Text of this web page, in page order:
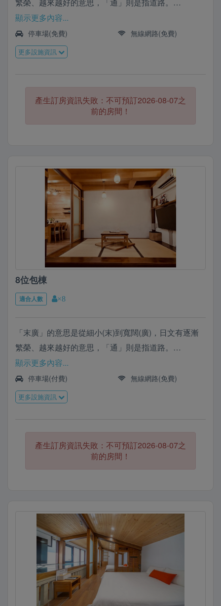
1919年，大正八年，總督府正式實施「末廣町通」之
名。
末廣町通的繁榮，而有了「台南銀座」的美稱，又名銀
座通。末廣通，用有形的空間，默默守候屬於時間的祕
末廣通 空間故事日治時期的林百貨週邊區域，稱為末
廣町，由林百貨往西的寬闊道路(末廣町通)，是當時第
呈現日治時期的共同記憶。
並在空間中融入林百貨的建築元素，希望將當時繁華的
意象帶入民宿，讓旅人感受府城貴族士紳的日常，並以
優雅的方式來品味台南。
有任何訂房相關問題也可以加我們的
LINE:@17phoenix 詢問唷！
顯示更多內容...
停車場(免費) 無線網路(免費)
更多設施資訊
產生訂房資訊失敗：不可預訂2026-08-07之
前的房間！
8位包棟
適合人數 ×8
「末廣」的意思是從細小(末)到寬闊(廣)，日文有逐漸
繁榮、越來越好的意思，「通」則是指道路。
1919年，大正八年，總督府正式實施「末廣町通」之
名。
末廣町通的繁榮，而有了「台南銀座」的美稱，又名銀
座通。末廣通，用有形的空間，默默守候屬於時間的祕
末廣通 空間故事日治時期的林百貨週邊區域，稱為末
廣町，由林百貨往西的寬闊道路(末廣町通)，是當時第
呈現日治時期的共同記憶。
並在空間中融入林百貨的建築元素，希望將當時繁華的
意象帶入民宿，讓旅人感受府城貴族士紳的日常，並以
優雅的方式來品味台南。
有任何訂房相關問題也可以加我們的
LINE:@17phoenix 詢問唷！
顯示更多內容...
停車場(付費) 無線網路(免費)
更多設施資訊
產生訂房資訊失敗：不可預訂2026-08-07之
前的房間！